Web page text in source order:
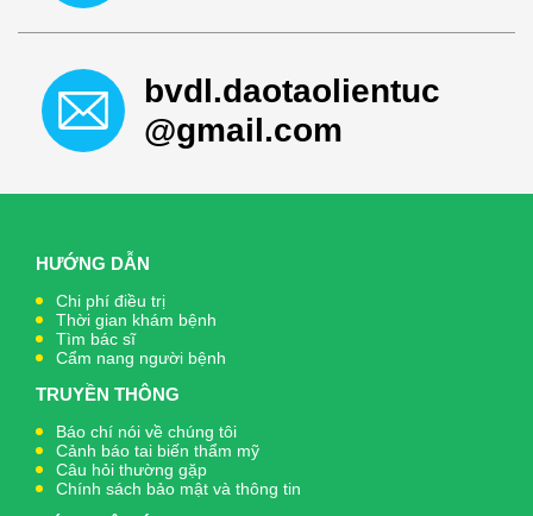
bvdl.daotaolientuc
@gmail.com
HƯỚNG DẪN
Chi phí điều trị
Thời gian khám bệnh
Tìm bác sĩ
Cẩm nang người bệnh
TRUYỀN THÔNG
Báo chí nói về chúng tôi
Cảnh báo tai biến thẩm mỹ
Câu hỏi thường gặp
Chính sách bảo mật và thông tin